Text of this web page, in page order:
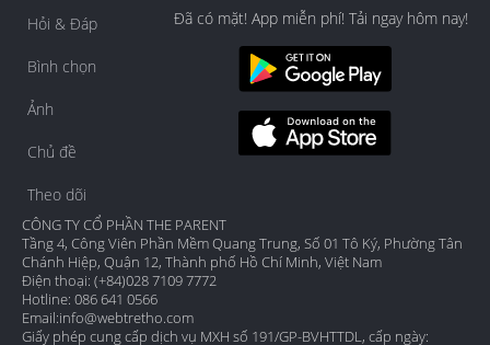
Hỏi & Đáp
Bình chọn
Ảnh
Chủ đề
Theo dõi
Đã có mặt! App miễn phí! Tải ngay hôm nay!
CÔNG TY CỔ PHẦN THE PARENT
Tầng 4, Công Viên Phần Mềm Quang Trung, Số 01 Tô Ký, Phường Tân
Chánh Hiệp, Quận 12, Thành phố Hồ Chí Minh, Việt Nam
Điện thoại: (+84)028 7109 7772
Hotline: 086 641 0566
Email:info@webtretho.com
Giấy phép cung cấp dịch vụ MXH số 191/GP-BVHTTDL, cấp ngày: